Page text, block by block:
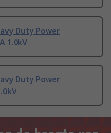
Duty Power
1.0kV
Duty Power